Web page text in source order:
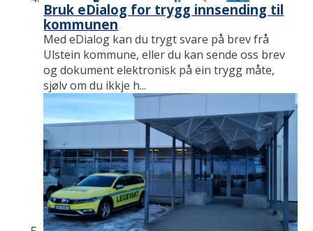
Bruk eDialog for trygg innsending til
kommunen
Med eDialog kan du trygt svare på brev frå
Ulstein kommune, eller du kan sende oss brev
og dokument elektronisk på ein trygg måte,
sjølv om du ikkje h...